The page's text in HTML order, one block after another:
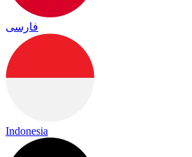
فارسی
Indonesia